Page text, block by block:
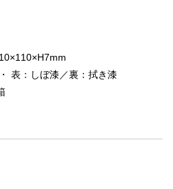
表：しぼ漆／裏：拭き漆